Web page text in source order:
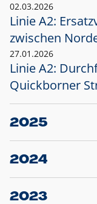
02.03.2026
Linie A2:
zwischen
27.01.2026
Linie A2:
Quickborner
2025
23.12.2025
Projekt S5:
2024
10.12.2024
Großprojekt
2023